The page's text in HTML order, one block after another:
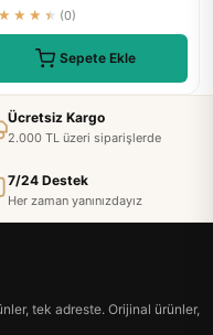
(0)
Sepete Ekle
Ücretsiz Kargo
2.000 TL üzeri siparişlerde
7/24 Destek
Her zaman yanınızdayız
tek adreste. Orijinal ürünler,